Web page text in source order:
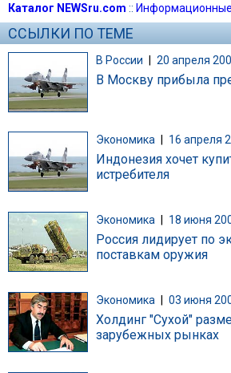
Каталог NEWSru.com :: Информационные
ССЫЛКИ ПО ТЕМЕ
В России | 20 апреля
В Москву прибыла
Экономика | 16 апреля
Индонезия хочет
истребителя
Экономика 18 июня
Россия лидирует по
поставкам оружия
Экономика 03 июня
Холдинг "Сухой"
зарубежных рынках